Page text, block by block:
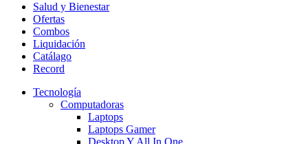
Salud y Bienestar
Ofertas
Combos
Liquidación
Catálago
Record
Tecnología
Computadoras
Laptops
Laptops Gamer